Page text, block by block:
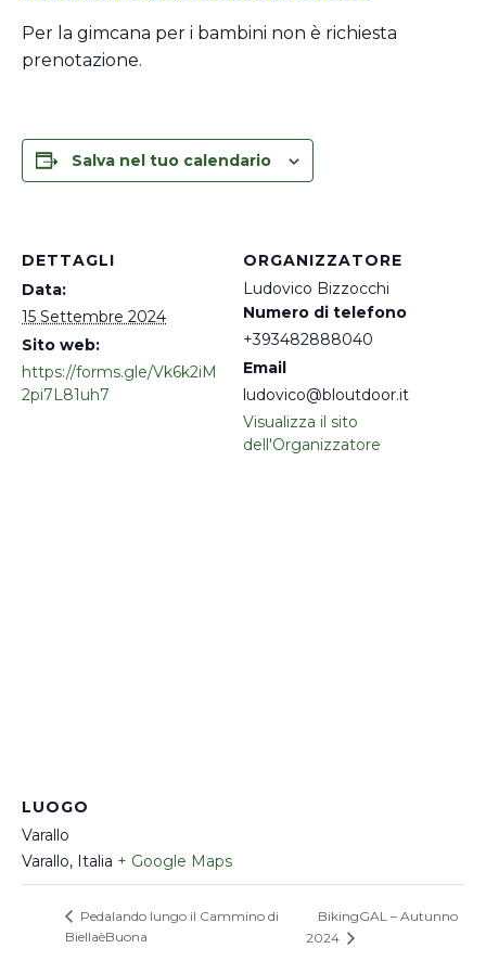
Per la gimcana per i bambini non è richiesta
prenotazione.
Salva nel tuo calendario
DETTAGLI
Data:
15 Settembre 2024
Sito web:
https://forms.gle/Vk6k2iM
2pi7L81uh7
ORGANIZZATORE
Ludovico Bizzocchi
Numero di telefono
+393482888040
Email
ludovico@bloutdoor.it
Visualizza il sito
dell'Organizzatore
LUOGO
Varallo
Varallo, Italia + Google Maps
Pedalando lungo il Cammino di
BiellaèBuona
BikingGAL – Autunno
2024